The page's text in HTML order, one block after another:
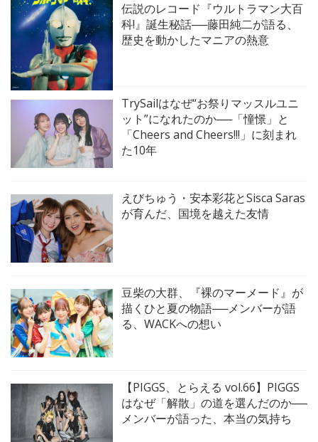
伝説のレコード『ウルトラマン大百
科!』誕生秘話──藤田純二が語る、
歴史を動かしたマニアの熱意
TrySailはなぜ“お祭りマッスルユニ
ット”になれたのか──「憧憬」と
「Cheers and Cheers!!!」に刻まれ
た10年
えびちゅう・安本彩花とSisca Saras
が育んだ、国境を越えた友情
豆柴の大群、『裸のマーメード』が
描くひと夏の物語──メンバーが語
る、WACKへの想い
【PIGGS、とらえる vol.66】PIGGS
はなぜ「解散」の道を選んだのか──
メンバーが語った、本当の気持ち